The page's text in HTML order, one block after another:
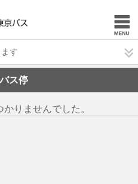
す
ス停
りませんでした。